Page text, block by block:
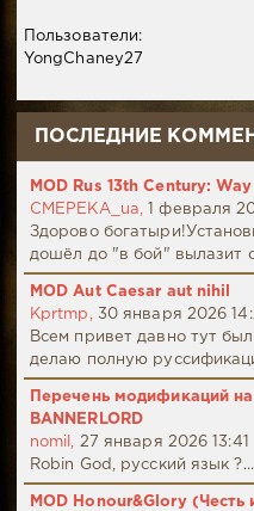
Пользователи:
YongChaney27
ПОСЛЕДНИЕ
MOD Rus 13th Century:
CMEPEKA_ua,
1 февраля
Здорово
дошёл до "в бой" вылазит
MOD Aut Caesar aut nihil
Kprtmp,
30 января 2026
Всем привет давно тут
делаю полную
Перечень модификаций
BANNERLORD
nomil,
27 января 2026 13:41
Robin God, русский язык ?...
MOD Honour&Glory (Честь